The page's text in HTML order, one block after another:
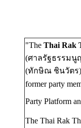
"The Thai Rak
(ศาลรัฐธรรมนู
(ทักษิณ ชินวัตร)
former party
Party Platform
The Thai Rak